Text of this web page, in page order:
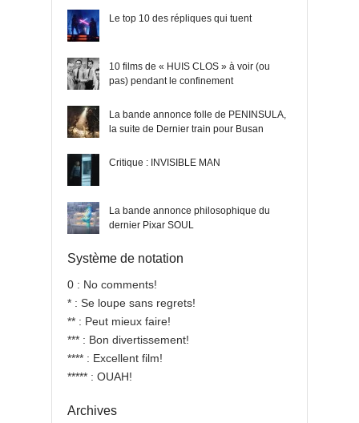
Le top 10 des répliques qui tuent
10 films de « HUIS CLOS » à voir (ou
pas) pendant le confinement
La bande annonce folle de PENINSULA,
la suite de Dernier train pour Busan
Critique : INVISIBLE MAN
La bande annonce philosophique du
dernier Pixar SOUL
Système de notation
0 : No comments!
* : Se loupe sans regrets!
** : Peut mieux faire!
*** : Bon divertissement!
**** : Excellent film!
***** : OUAH!
Archives